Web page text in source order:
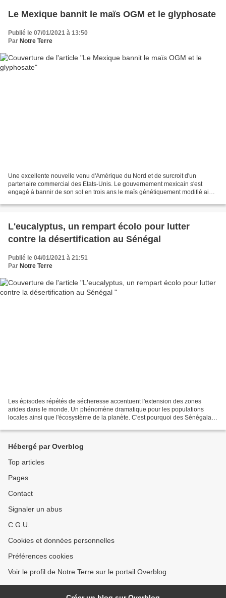
Le Mexique bannit le maïs OGM et le glyphosate
Publié le 07/01/2021 à 13:50
Par Notre Terre
Une excellente nouvelle venu d'Amérique du Nord et de surcroit d'un
partenaire commercial des Etats-Unis. Le gouvernement mexicain s'est
engagé à bannir de son sol en trois ans le maïs génétiquement modifié ainsi
L'eucalyptus, un rempart écolo pour lutter
contre la désertification au Sénégal
Publié le 04/01/2021 à 21:51
Par Notre Terre
Les épisodes répétés de sécheresse accentuent l'extension des zones
arides dans le monde. Un phénomène dramatique pour les populations
locales ainsi que l'écosystème de la planète. C'est pourquoi des Sénégalais
Hébergé par Overblog
Top articles
Pages
Contact
Signaler un abus
C.G.U.
Cookies et données personnelles
Préférences cookies
Voir le profil de Notre Terre sur le portail Overblog